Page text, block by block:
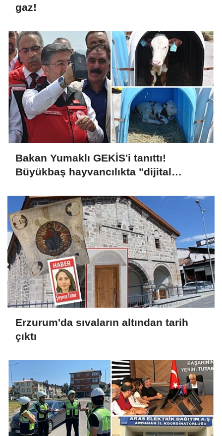
gaz!
Bakan Yumaklı GEKİS'i tanıttı!
Büyükbaş hayvancılıkta "dijital
Erzurum'da sıvaların altından tarih
çıktı